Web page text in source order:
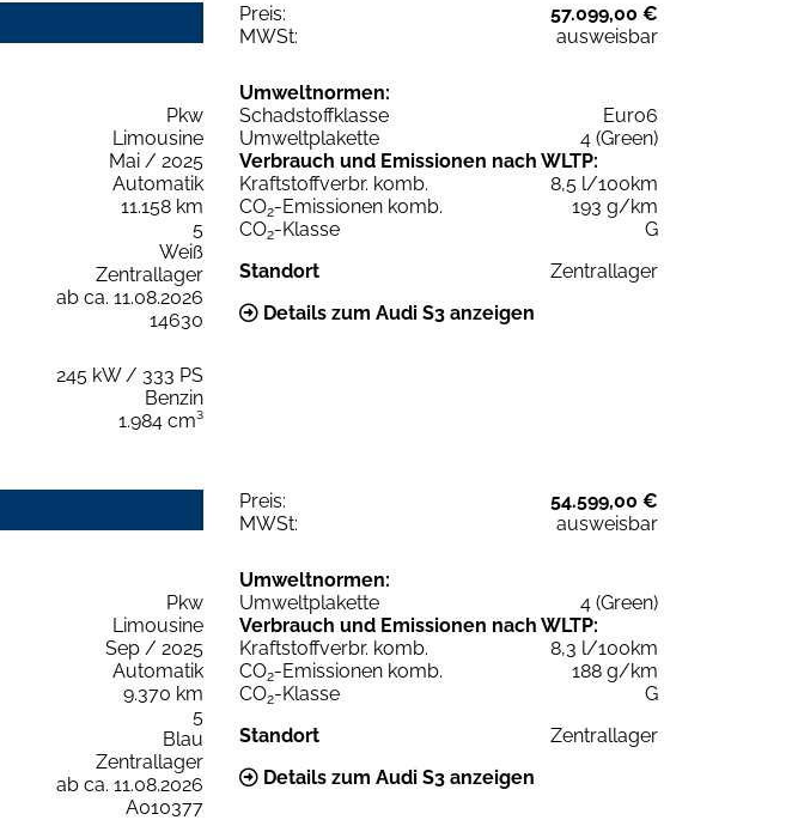
Preis:
57.099,00 €
MWSt:
ausweisbar
Pkw
Limousine
Mai / 2025
Automatik
11.158 km
5
Weiß
Zentrallager
ab ca. 11.08.2026
14630
245 kW / 333 PS
Benzin
1.984 cm³
Umweltnormen:
Schadstoffklasse
Euro6
Umweltplakette
4 (Green)
Verbrauch und Emissionen nach WLTP:
Kraftstoffverbr. komb.
8,5 l/100km
CO2-Emissionen komb.
193 g/km
CO2-Klasse
G
Standort
Zentrallager
Details zum Audi S3 anzeigen
Preis:
54.599,00 €
MWSt:
ausweisbar
Pkw
Limousine
Sep / 2025
Automatik
9.370 km
5
Blau
Zentrallager
ab ca. 11.08.2026
A010377
Umweltnormen:
Umweltplakette
4 (Green)
Verbrauch und Emissionen nach WLTP:
Kraftstoffverbr. komb.
8,3 l/100km
CO2-Emissionen komb.
188 g/km
CO2-Klasse
G
Standort
Zentrallager
Details zum Audi S3 anzeigen